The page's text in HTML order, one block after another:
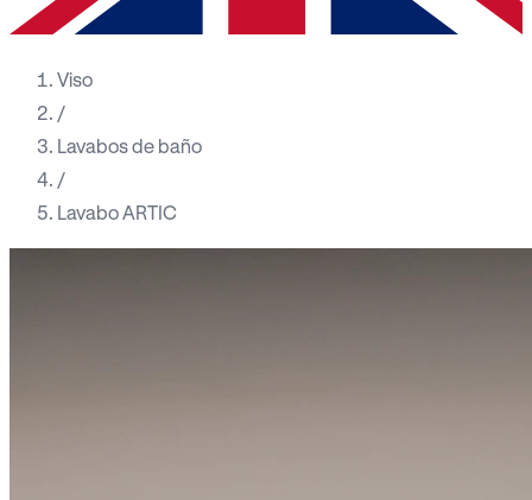
Viso
/
Lavabos de baño
/
Lavabo ARTIC